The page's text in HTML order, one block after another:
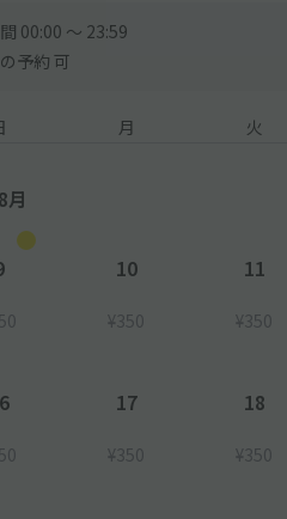
00:00 〜 23:59
予約 可
月 火
月
10
¥350
11
¥350
17
¥350
18
¥350